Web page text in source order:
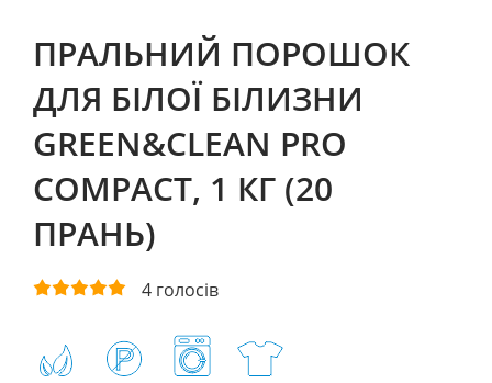
ПРАЛЬНИЙ ПОРОШОК
ДЛЯ БІЛОЇ БІЛИЗНИ
GREEN&CLEAN PRO
COMPACT, 1 КГ (20
ПРАНЬ)
4 голосів